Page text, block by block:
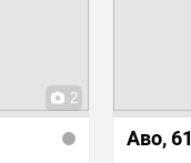
2
Аво, 61